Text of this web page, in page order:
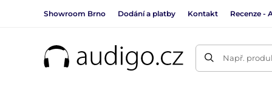
Showroom Brno Dodání a platby Kontakt Recenze -
Např.